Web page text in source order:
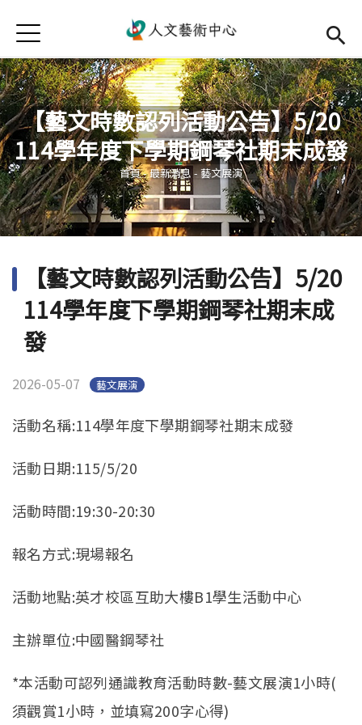
首頁
首頁
最新消息
中心簡介
Open
師資陣容
Open
藝文活動
活動集錦
檔案下載
【藝文時數認列活動公告】5/20
114學年度下學期鋼琴社期末成發
您在這裡
首頁-最新消息-藝文展演
【藝文時數認列活動公告】5/20
114學年度下學期鋼琴社期末成
發
2026-05-07 藝文展演
活動名稱:114學年度下學期鋼琴社期末成發
活動日期:115/5/20
活動時間:19:30-20:30
報名方式:現場報名
活動地點:英才校區互助大樓B1學生活動中心
主辦單位:中國醫鋼琴社
*本活動可認列通識教育活動時數-藝文展演1小時(
須觀賞1小時，並填寫200字心得)